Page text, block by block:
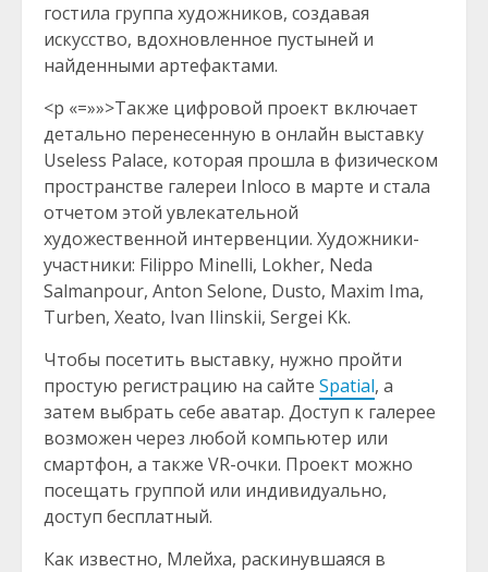
гостила группа художников, создавая
искусство, вдохновленное пустыней и
найденными артефактами.
<p «=»»>Также цифровой проект включает
детально перенесенную в онлайн выставку
Useless Palace, которая прошла в физическом
пространстве галереи Inloco в марте и стала
отчетом этой увлекательной
художественной интервенции. Художники-
участники: Filippo Minelli, Lokher, Neda
Salmanpour, Anton Selone, Dusto, Maxim Ima,
Turben, Xeato, Ivan Ilinskii, Sergei Kk.
Чтобы посетить выставку, нужно пройти
простую регистрацию на сайте Spatial, а
затем выбрать себе аватар. Доступ к галерее
возможен через любой компьютер или
смартфон, а также VR-очки. Проект можно
посещать группой или индивидуально,
доступ бесплатный.
Как известно, Млейха, раскинувшаяся в